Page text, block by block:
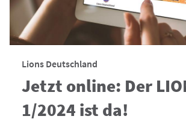
Lions Deutschland
Jetzt online: Der
1/2024 ist da!